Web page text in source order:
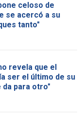
celoso de
se acercó a su
tanto"
revela que el
ser el último de su
da para otro"